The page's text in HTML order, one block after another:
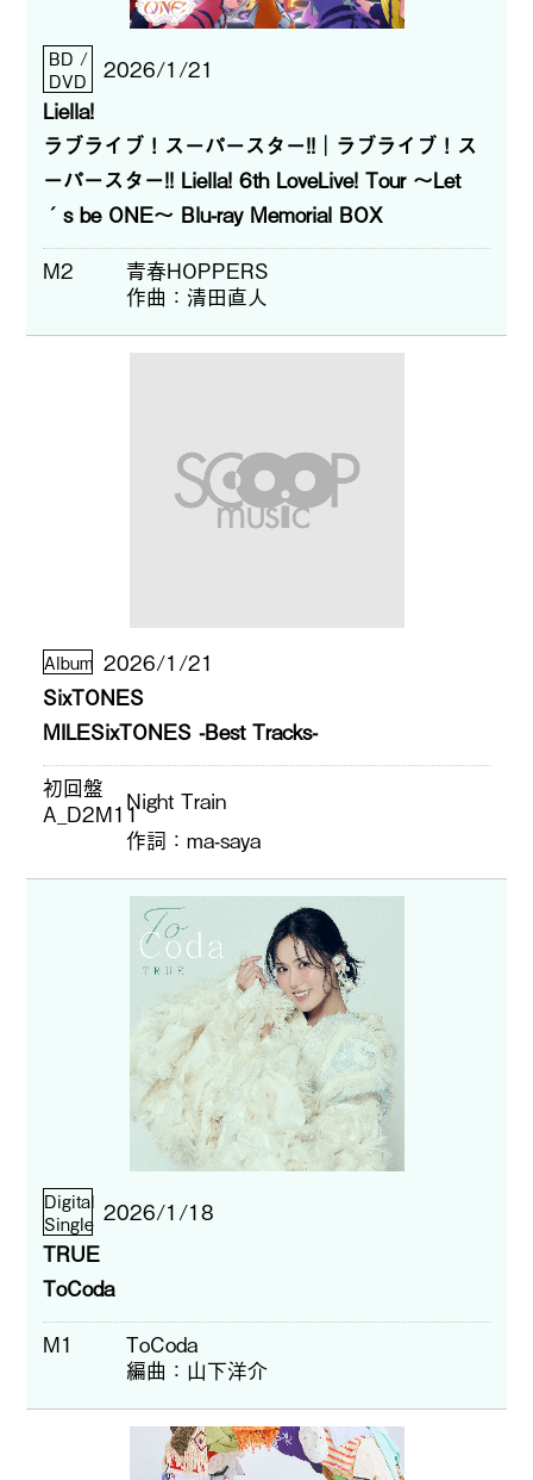
BD /
DVD
2026/1/21
Liella!
ラブライブ！スーパースター!!│ラブライブ！ス
ーパースター!! Liella! 6th LoveLive! Tour ～Let
´s be ONE～ Blu-ray Memorial BOX
M2
青春HOPPERS
作曲
清田直人
Album 2026/1/21
SixTONES
MILESixTONES -Best Tracks-
初回盤
A_D2M11Night Train
作詞
ma-saya
Digital
Single 2026/1/18
TRUE
ToCoda
M1
ToCoda
編曲
山下洋介